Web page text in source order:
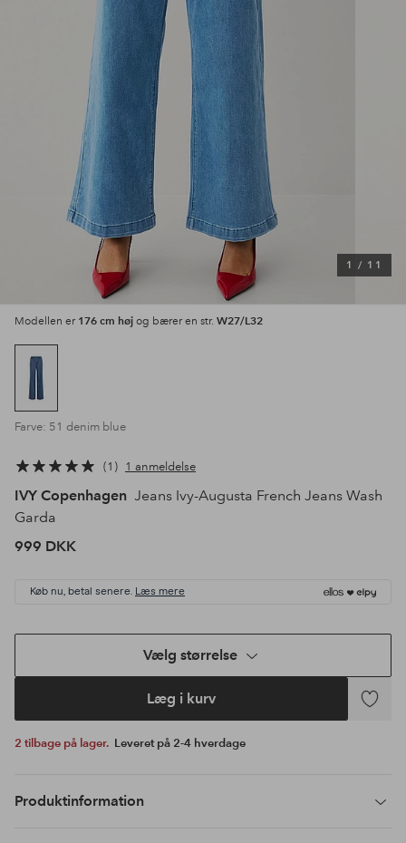
1 / 11
Modellen er 176 cm høj og bærer en str. W27/L32
Farve: 51 denim blue
1 1 anmeldelse
IVY Copenhagen Jeans Ivy-Augusta French Jeans Wash
Garda
999 DKK
Køb nu, betal senere. Læs mere
Vælg størrelse
Læg i kurv
Tilføj
2 tilbage på lager. Leveret på 2-4 hverdage
Produktinformation